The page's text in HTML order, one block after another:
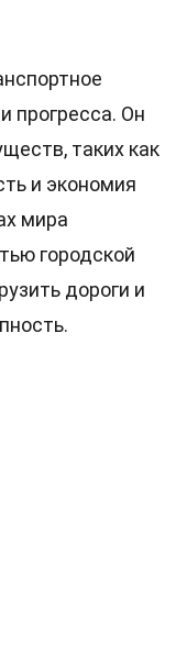
прогресса. Он
таких как
и экономия
мира
городской
дороги и